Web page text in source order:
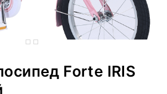
Forte IRIS